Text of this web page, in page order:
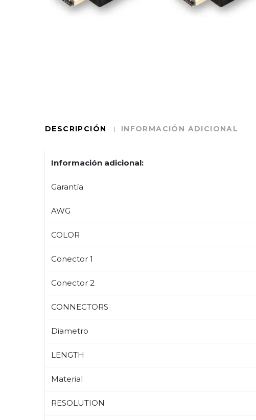
DESCRIPCIÓN INFORMACIÓN ADICIONAL
Información adicional:
Garantía
AWG
COLOR
Conector 1
Conector 2
CONNECTORS
Diametro
LENGTH
Material
RESOLUTION